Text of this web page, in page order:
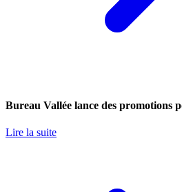
Bureau Vallée lance des promotions
Lire la suite